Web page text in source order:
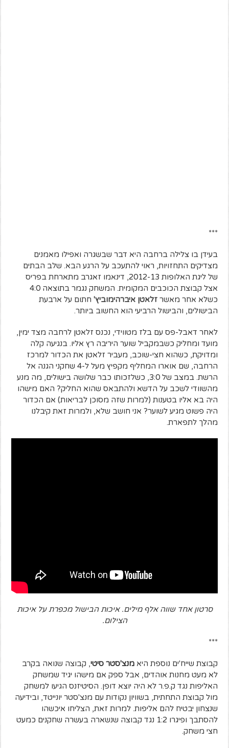
***
בעידן בו צלילה ברחבה היא דבר שבשגרה ואפילו מאמנים
מצדיקים התחזויות, ראוי להתעכב על הרגע הבא. שלב הבתים
של ליגת האלופות 2012-13, דינאמו זאגרב מתארחת בפריס
אצל קבוצת הכוכבים המקומית. המשחק נגמר בתוצאה 4:0
כשלא אחר מאשרזלאטן איברהימוביץ' חתום על ארבעת
הבישולים, והבישול הרביעי הוא החשוב ביותר.
לאחר דאבל-פס עם בלז מטווידי, נכנס זלאטן לרחבה מצד ימין,
מועד ומחליק כשבמקביל שוער היריבה רץ אליו. בנגיעה קלה
ומדויקת, כשהוא חצי-שוכב, מעביר זלאטן את הכדור למרכז
הרחבה, שם אוארו המחליף מקפיץ מעל ל-4 שחקני הגנה אל
הרשת. במצב של 3:0, כשלזכותו כבר שלושה בישולים, מה מנע
מהשוודי לשכב על הדשא ולהתבאס שהוא החליק? האם מישהו
היה בא אליו בטענות (למרות שזה מסוכן לבריאות) אם הכדור
היה פשוט מגיע לשוער? אני חושב שלא, ולמרות זאת קיבלנו
מהלך לתפארת.
סרטון אחד שווה אלף מילים. איכות הבישול מכפרת על איכות
הצילום.
***
קבוצת שייח'ים נוספת היא מנצ'סטר סיטי, קבוצה שנואה בקרב
לא מעט מחנות אוהדים, אבל ספק אם מישהו יגיד שמשחק
האליפות נגד ק.פ.ר לא היה יוצא דופן. הסיטיזנס הגיעו למשחק
מול קבוצת התחתית, בשוויון נקודות עם מנצ'סטר יונייטד, ובידיעה
שנצחון יבטיח להם אליפות. למרות זאת, הצליחו איכשהו
להסתבך ופיגרו 1:2 נגד קבוצה שנשארה בעשרה שחקנים כמעט
חצי משחק.